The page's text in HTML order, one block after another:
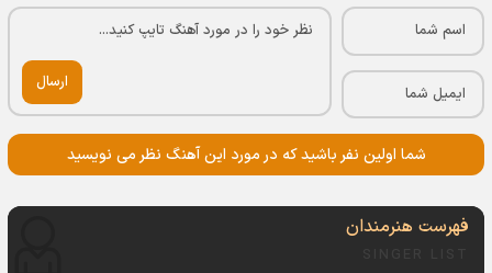
ارسال
شما اولین نفر باشید که در مورد این آهنگ نظر می نویسید
فهرست هنرمندان